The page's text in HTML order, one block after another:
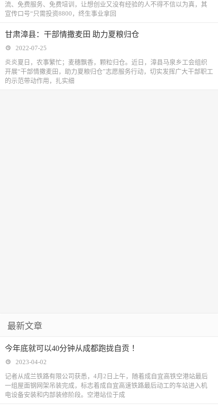
流、免费服务、免费培训，让想创业又没有经验的人不得不信以为真，其
宣传口号“只需投资8800，终生事业拿回
甘肃漳县：干部情撒麦田 助力夏粮归仓
2022-07-25
炎炎夏日，农事繁忙；麦穗飘香，颗粒归仓。近日，漳县马泉乡工会组织
开展“干部情撒麦田，助力夏粮归仓”志愿服务行动，切实发挥广大干部职工
的示范带动作用，扎实细
最新文章
今年底就可以40分钟从成都跑拢自贡 ！
2023-04-02
记者从成兰铁路有限公司获悉，4月2日上午，随着成自宜高铁空港站最后
一组屋面钢网架吊装完成，标志着成自宜高速铁路最后动工的车站进入机
电设备安装和内部装修阶段。空港站位于成